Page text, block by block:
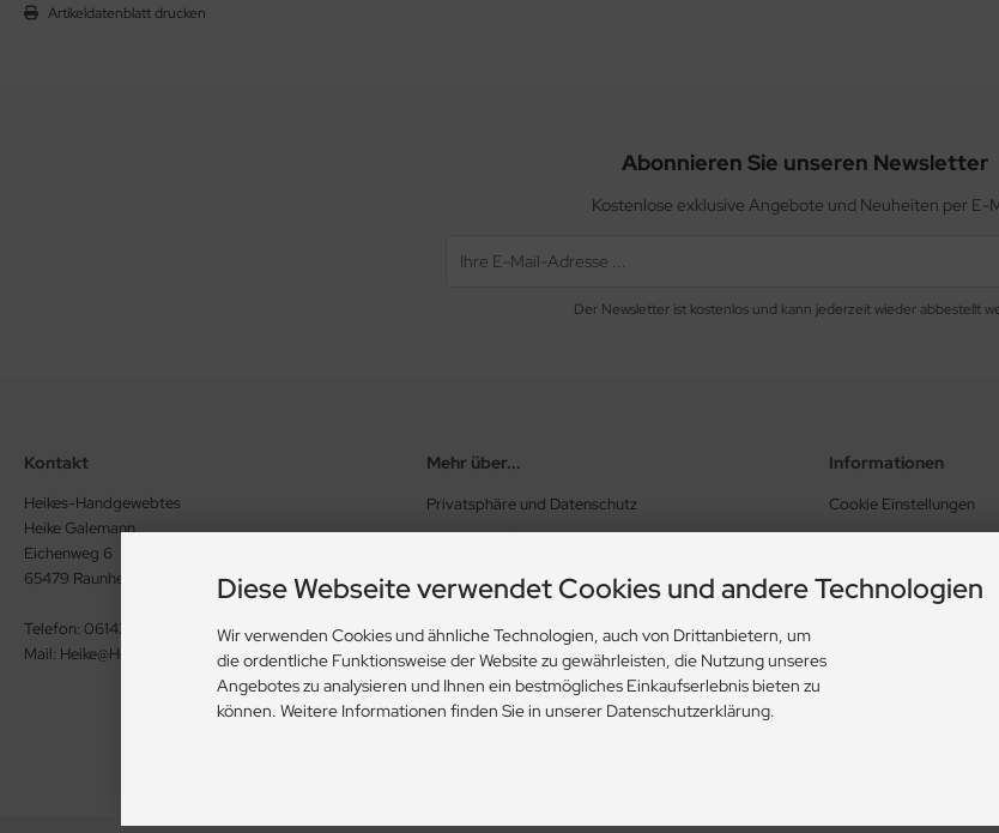
Artikeldatenblatt drucken
Abonnieren Sie unseren Newsletter
Kostenlose exklusive Angebote und Neuheiten per E-
Der Newsletter ist kostenlos und kann jederzeit wieder abbestellt
Kontakt
Heikes-Handgewebtes
Heike Galemann
Eichenweg 6
65479 Raunheim
Telefon: 06142 926386
Mail: Heike@Heikes-Handgewebtes.de
Mehr über...
Privatsphäre und Datenschutz
Allgemeine Geschäftsbedingungen
Widerrufsrecht
Impressum
Kontakt
Informationen
Cookie Einstellungen
Lieferung und
Zahlungsarten
Diese Webseite verwendet Cookies und andere Technologien
Wir verwenden Cookies und ähnliche Technologien, auch von Drittanbietern, um
die ordentliche Funktionsweise der Website zu gewährleisten, die Nutzung unseres
Angebotes zu analysieren und Ihnen ein bestmögliches Einkaufserlebnis bieten zu
können. Weitere Informationen finden Sie in unserer Datenschutzerklärung.